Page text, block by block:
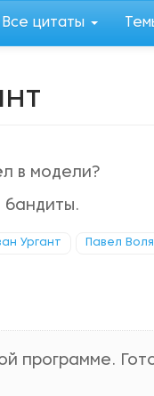
Все цитаты
в модели?
бандиты.
Ургант Павел Воля
программе.